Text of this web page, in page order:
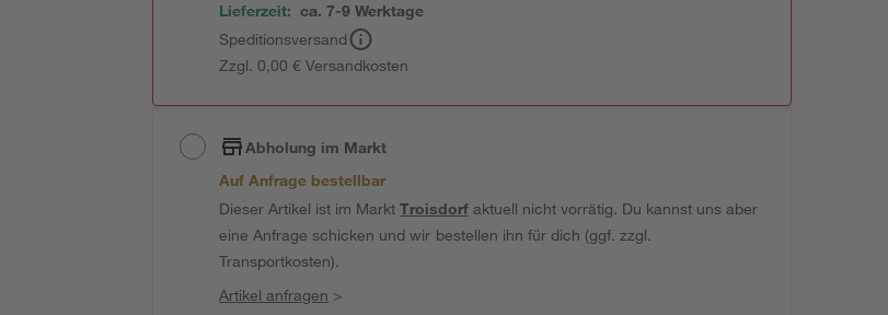
Lieferzeit: ca. 7-9 Werktage
Speditionsversand
Zzgl. 0,00 € Versandkosten
Abholung im Markt
Auf Anfrage bestellbar
Dieser Artikel ist im MarktTroisdorfaktuell nicht vorrätig. Du kannst uns aber
eine Anfrage schicken und wir bestellen ihn für dich (ggf. zzgl.
Transportkosten).
Artikel anfragen >